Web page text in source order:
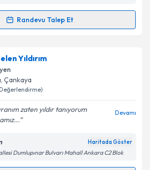
işlenmesine ilişkinAydınlatma
okudum ve kişisel verilerimin belirtilen
işlenmesini kabul ediyorum.
Takvim Talebini Gönder
Randevu Talep Et
Talebi
Koçiçin randevu takvimi talebi oluşturun.
randevu almanız için bir takvim
e-posta ile bilgilendireceğiz.
işlenmesine ilişkin
Aydınlatma
okudum ve kişisel verilerimin belirtilen
işlenmesini kabul ediyorum.
Yıldırım
, Çankaya
zaten yıldır tanıyorum
Devamı
Haritada Göster
Dumlupınar Bulvarı Mahall Ankara C2 Blok